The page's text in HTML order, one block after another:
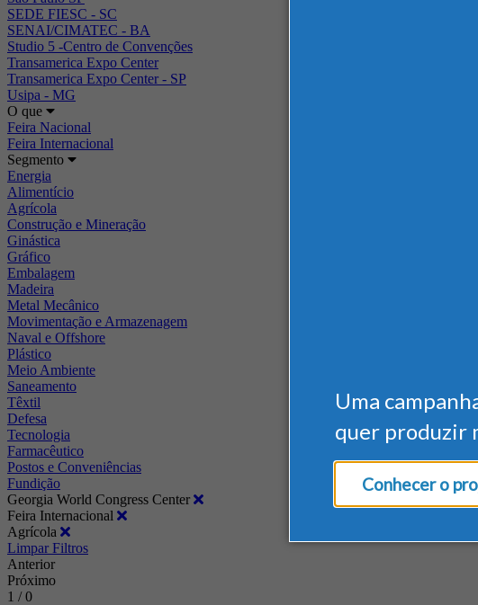
Uma
quer produzir
Conhecer o
SEDE FIESC - SC
SENAI/CIMATEC - BA
Studio 5 -Centro de Convenções
Transamerica Expo Center
Transamerica Expo Center - SP
Usipa - MG
O que
Feira Nacional
Feira Internacional
Segmento
Energia
Alimentício
Agrícola
Construção e Mineração
Ginástica
Gráfico
Embalagem
Madeira
Metal Mecânico
Movimentação e Armazenagem
Naval e Offshore
Plástico
Meio Ambiente
Saneamento
Têxtil
Defesa
Tecnologia
Farmacêutico
Postos e Conveniências
Fundição
Georgia World Congress Center
Feira Internacional
Agrícola
Limpar Filtros
Anterior
Próximo
1 / 0